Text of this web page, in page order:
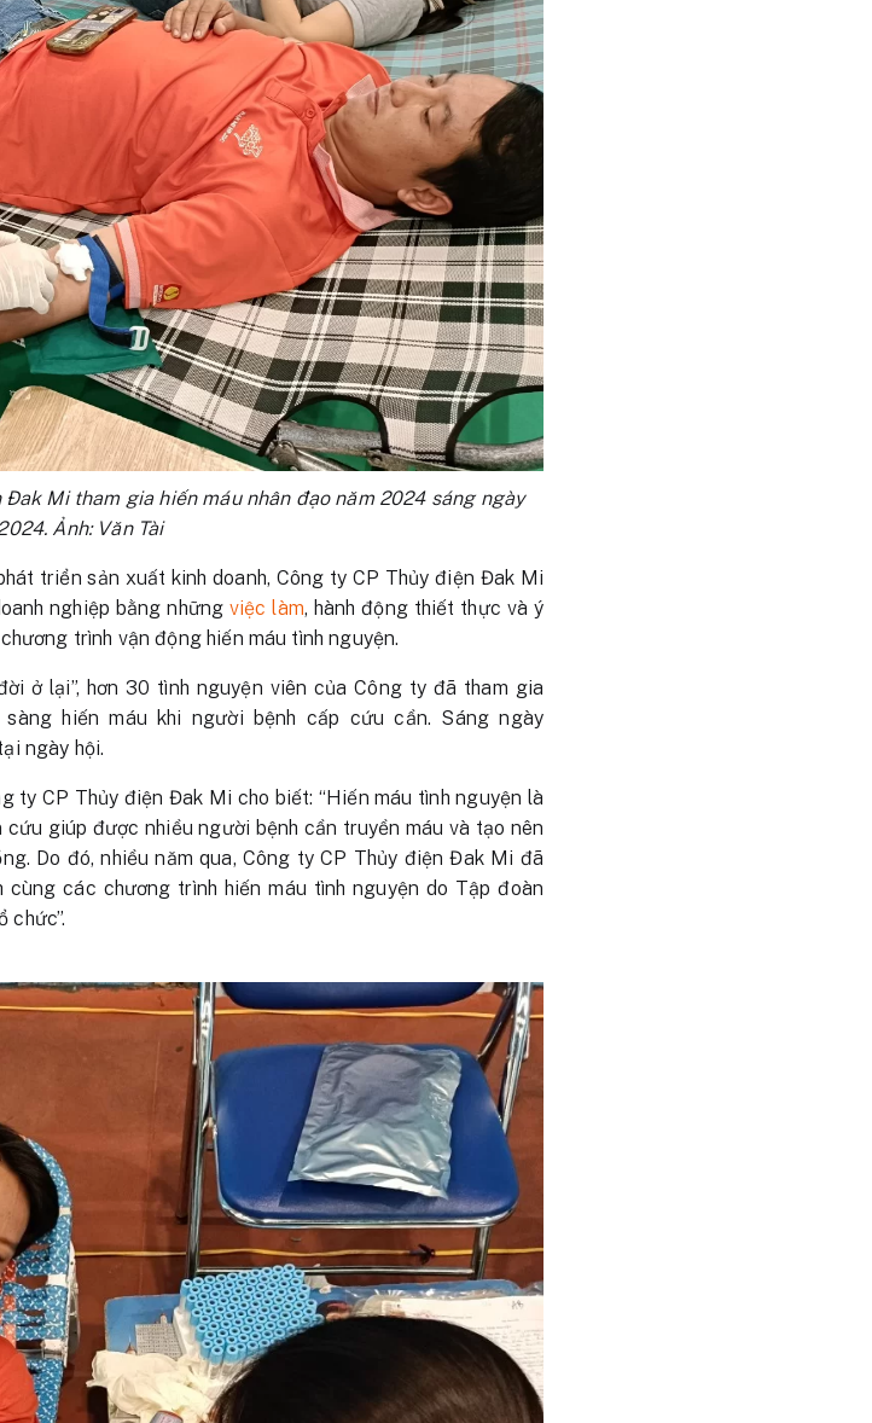
Mi tham gia hiến máu nhân đạo năm 2024 sáng ngày
Ảnh: Văn Tài
triển sản xuất kinh doanh, Công ty CP Thủy điện Đak Mi
nghiệp bằng những việc làm, hành động thiết thực và ý
trình vận động hiến máu tình nguyện.
ở lại”, hơn 30 tình nguyện viên của Công ty đã tham gia
hiến máu khi người bệnh cấp cứu cần. Sáng ngày
ngày hội.
ty CP Thủy điện Đak Mi cho biết: “Hiến máu tình nguyện là
giúp được nhiều người bệnh cần truyền máu và tạo nên
Do đó, nhiều năm qua, Công ty CP Thủy điện Đak Mi đã
các chương trình hiến máu tình nguyện do Tập đoàn
chức”.